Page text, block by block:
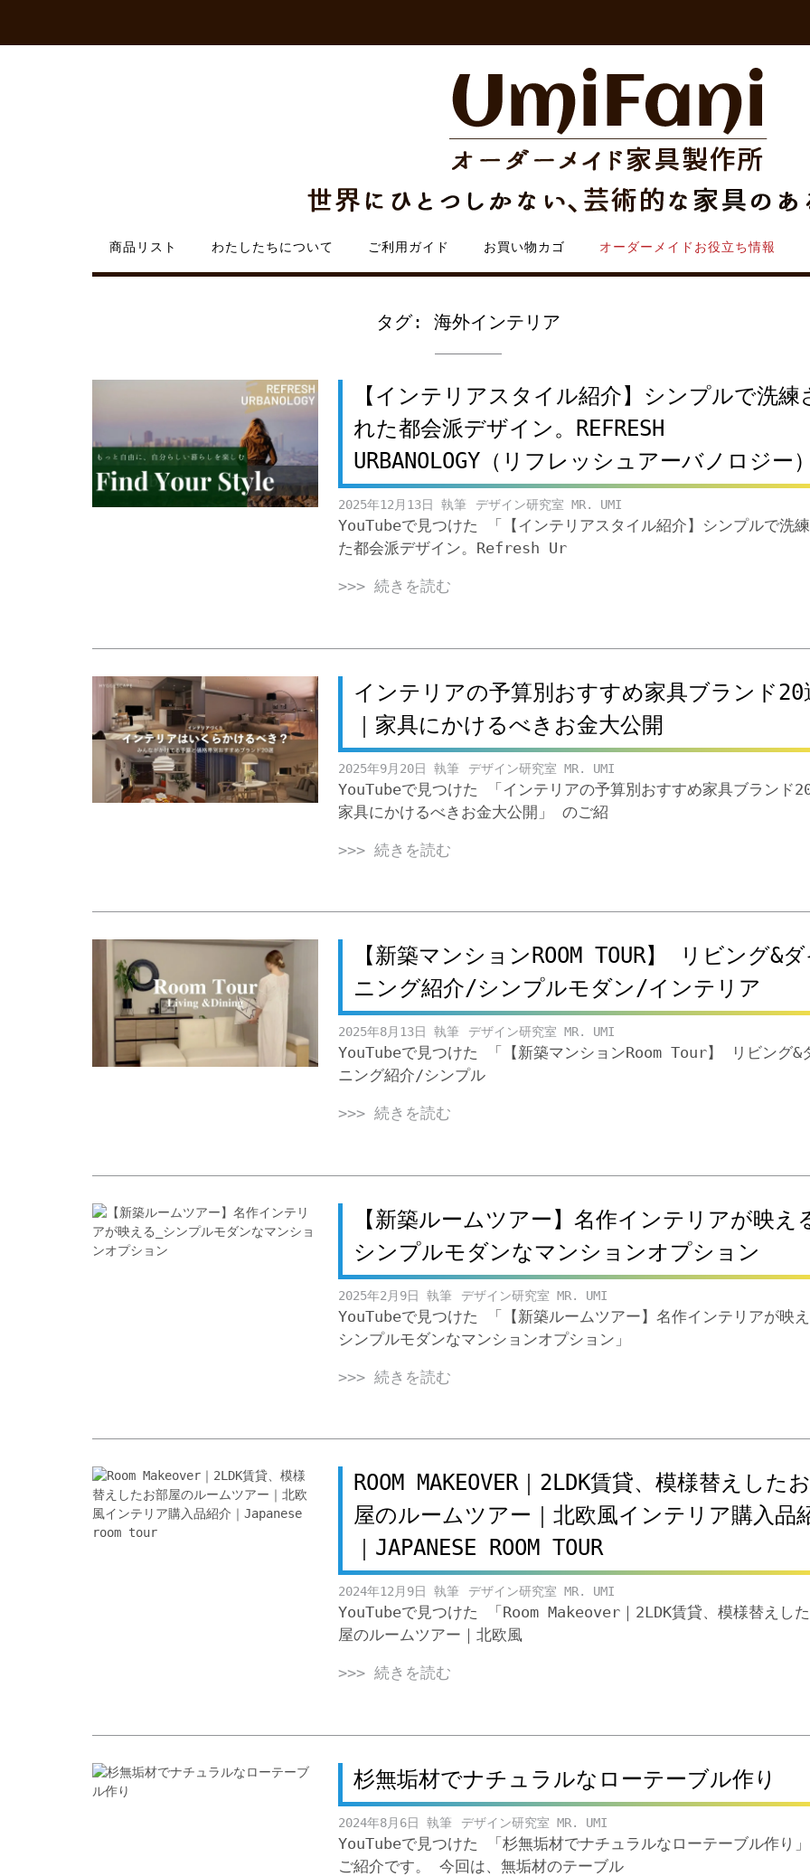
content
商品リスト わたしたちについて ご利用ガイド お買い物カゴ オーダーメイドお役立ち情報
タグ:海外インテリア
【インテリアスタイル紹介】シンプルで洗練
れた都会派デザイン。REFRESH
URBANOLOGY（リフレッシュアーバノロジー
2025年12月13日 デザイン研究室 MR. UMI
YouTubeで見つけた 「【インテリアスタイル紹介】シンプルで洗
た都会派デザイン。Refresh Ur
>>> 続きを読む
インテリアの予算別おすすめ家具ブランド20
｜家具にかけるべきお金大公開
2025年9月20日 デザイン研究室 MR. UMI
YouTubeで見つけた 「インテリアの予算別おすすめ家具ブランド
家具にかけるべきお金大公開」 のご紹
>>> 続きを読む
【新築マンションROOM TOUR】 リビング&
ニング紹介/シンプルモダン/インテリア
2025年8月13日 デザイン研究室 MR. UMI
YouTubeで見つけた 「【新築マンションRoom Tour】 リビング&
ニング紹介/シンプル
>>> 続きを読む
【新築ルームツアー】名作インテリアが映え
シンプルモダンなマンションオプション
2025年2月9日 デザイン研究室 MR. UMI
YouTubeで見つけた 「【新築ルームツアー】名作インテリアが映
シンプルモダンなマンションオプション」
>>> 続きを読む
ROOM MAKEOVER｜2LDK賃貸、模様替えした
屋のルームツアー｜北欧風インテリア購入品
｜JAPANESE ROOM TOUR
2024年12月9日 デザイン研究室 MR. UMI
YouTubeで見つけた 「Room Makeover｜2LDK賃貸、模様替えし
屋のルームツアー｜北欧風
>>> 続きを読む
杉無垢材でナチュラルなローテーブル作り
2024年8月6日 デザイン研究室 MR. UMI
YouTubeで見つけた 「杉無垢材でナチュラルなローテーブル作り
ご紹介です。 今回は、無垢材のテーブル